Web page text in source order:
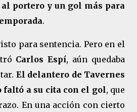
portero y un gol más para
.
para sentencia. Pero en el
Carlos Espí, aún quedaba
El delantero de Tavernes
faltó a su cita con el gol, que
En una acción con cierto